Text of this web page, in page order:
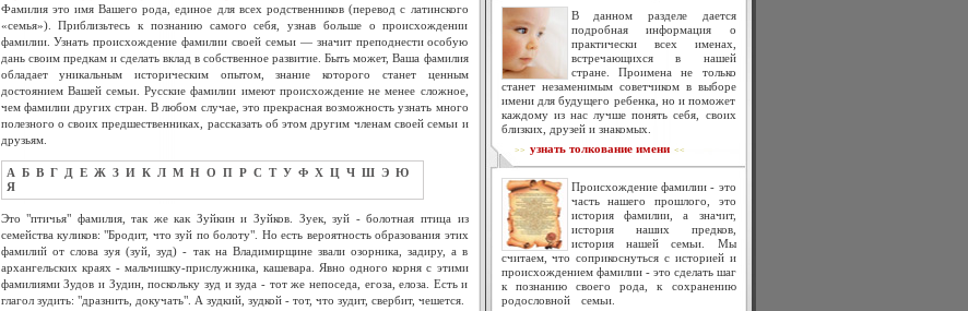
Фамилия это имя Вашего рода, единое для всех родственников (перевод с латинского
«семья»). Приблизьтесь к познанию самого себя, узнав больше о происхождении
фамилии. Узнать происхождение фамилии своей семьи — значит преподнести особую
дань своим предкам и сделать вклад в собственное развитие. Быть может, Ваша фамилия
обладает уникальным историческим опытом, знание которого станет ценным
достоянием Вашей семьи. Русские фамилии имеют происхождение не менее сложное,
чем фамилии других стран. В любом случае, это прекрасная возможность узнать много
полезного о своих предшественниках, рассказать об этом другим членам своей семьи и
друзьям.
А Б В Г Д Е Ж З И К Л М Н О П Р С Т У Ф Х Ц Ч Ш Э Ю
Я
Это "птичья" фамилия, так же как Зуйкин и Зуйков. Зуек, зуй - болотная птица из
семейства куликов: "Бродит, что зуй по болоту". Но есть вероятность образования этих
фамилий от слова зуя (зуй, зуд) - так на Владимирщине звали озорника, задиру, а в
архангельских краях - мальчишку-прислужника, кашевара. Явно одного корня с этими
фамилиями Зудов и Зудин, поскольку зуд и зуда - тот же непоседа, егоза, елоза. Есть и
глагол зудить: "дразнить, докучать". А зудкий, зудкой - тот, что зудит, свербит, чешется.
В данном разделе дается
подробная информация о
практически всех именах,
встречающихся в нашей
стране. Проимена не только
станет незаменимым советчиком в выборе
имени для будущего ребенка, но и поможет
каждому из нас лучше понять себя, своих
близких, друзей и знакомых.
>> узнать толкование имени<<
Происхождение фамилии - это
часть нашего прошлого, это
история фамилии, а значит,
история наших предков,
история нашей семьи. Мы
считаем, что соприкоснуться с историей и
происхождением фамилии - это сделать шаг
к познанию своего рода, к сохранению
родословной семьи.